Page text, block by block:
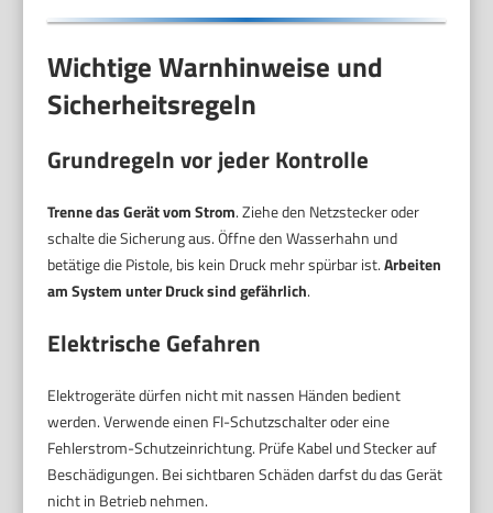
Wichtige Warnhinweise und
Sicherheitsregeln
Grundregeln vor jeder Kontrolle
Trenne das Gerät vom Strom. Ziehe den Netzstecker oder
schalte die Sicherung aus. Öffne den Wasserhahn und
betätige die Pistole, bis kein Druck mehr spürbar ist.Arbeiten
am System unter Druck sind gefährlich.
Elektrische Gefahren
Elektrogeräte dürfen nicht mit nassen Händen bedient
werden. Verwende einen FI-Schutzschalter oder eine
Fehlerstrom-Schutzeinrichtung. Prüfe Kabel und Stecker auf
Beschädigungen. Bei sichtbaren Schäden darfst du das Gerät
nicht in Betrieb nehmen.